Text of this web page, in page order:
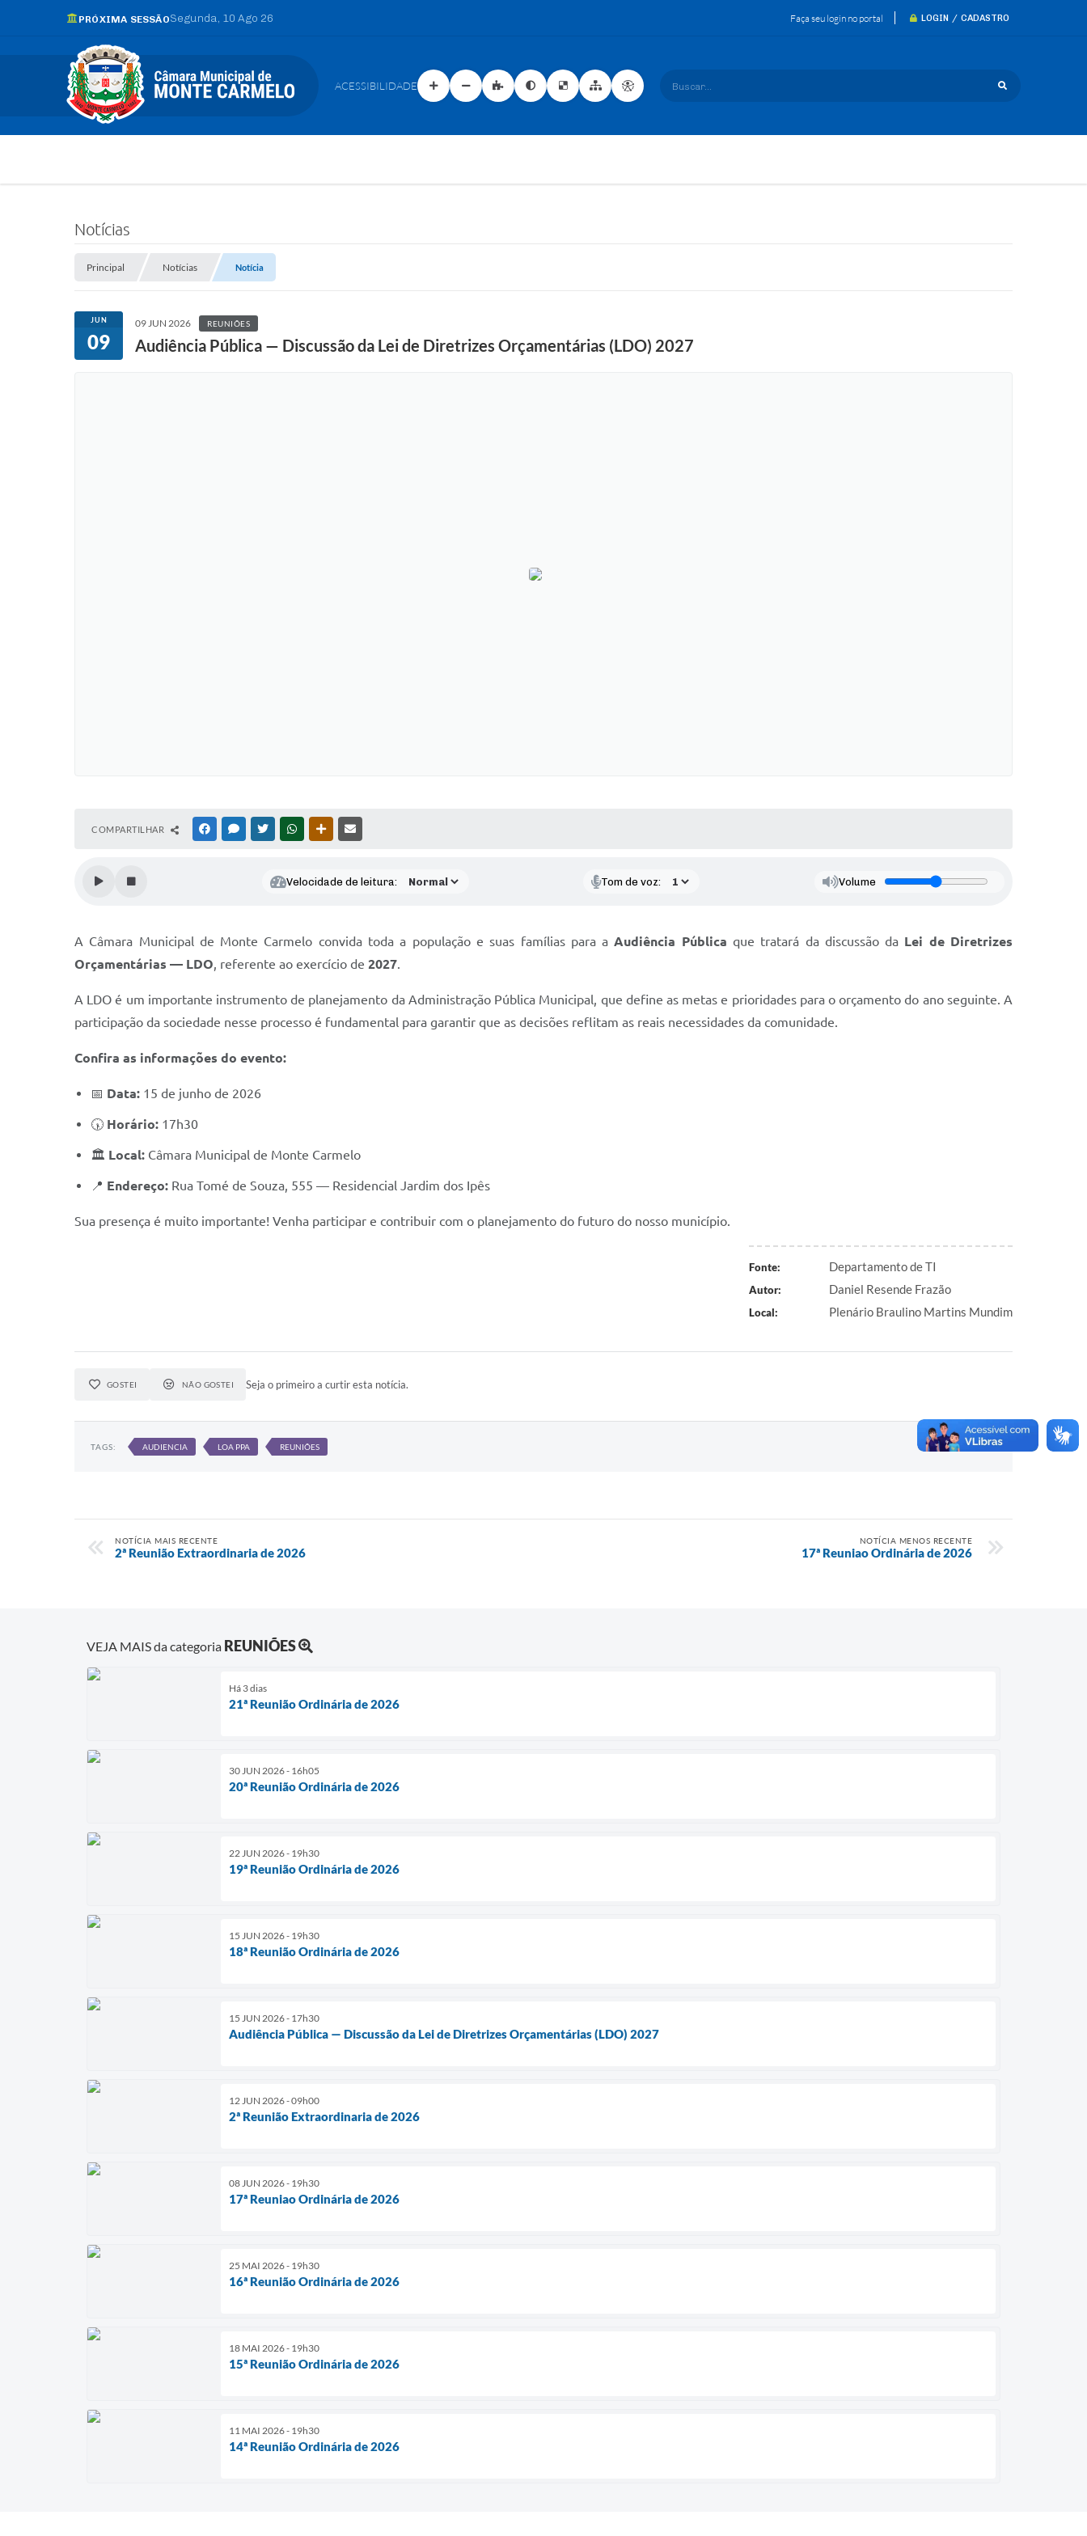
Faça seu login no portal LOGIN / CADASTRO
Buscar...
PRÓXIMA SESSÃOSegunda 10 Ago 26
ACESSIBILIDADE
Notícias
Principal Notícias Notícia
JUN
09
09 JUN 2026 REUNIÕES
Audiência Pública — Discussão da Lei de Diretrizes Orçamentárias (LDO) 2027
COMPARTILHAR FACEBOOKMESSENGER
TWITTERWHATSAPPOUTRAS MÍDIAS
Velocidade de leitura: Tom de voz: Volume
A Câmara Municipal de Monte Carmelo convida toda a população e suas famílias para aAudiência Pública que tratará da discussão da Lei de Diretrizes
Orçamentárias — LDO, referente ao exercício de 2027.
A LDO é um importante instrumento de planejamento da Administração Pública Municipal, que define as metas e prioridades para o orçamento do ano seguinte. A
participação da sociedade nesse processo é fundamental para garantir que as decisões reflitam as reais necessidades da comunidade.
Confira as informações do evento:
📅 Data: 15 de junho de 2026
🕠 Horário: 17h30
🏛️ Local: Câmara Municipal de Monte Carmelo
📍 Endereço: Rua Tomé de Souza, 555 — Residencial Jardim dos Ipês
Sua presença é muito importante! Venha participar e contribuir com o planejamento do futuro do nosso município.
Fonte: Departamento de TI
Autor: Daniel Resende Frazão
Local: Plenário Braulino Martins Mundim
GOSTEI NÃO GOSTEI Seja o primeiro a curtir esta notícia.
TAGS: AUDIENCIA LOA PPA REUNIÕES
NOTÍCIA MAIS RECENTE
2ª Reunião Extraordinaria de 2026
NOTÍCIA MENOS RECENTE
17ª Reuniao Ordinária de 2026
VEJA MAIS da categoria REUNIÕES
Há 3 dias
21ª Reunião Ordinária de 2026
30 JUN 2026 - 16h05
20ª Reunião Ordinária de 2026
22 JUN 2026 - 19h30
19ª Reunião Ordinária de 2026
15 JUN 2026 - 19h30
18ª Reunião Ordinária de 2026
15 JUN 2026 - 17h30
Audiência Pública — Discussão da Lei de Diretrizes Orçamentárias (LDO) 2027
12 JUN 2026 - 09h00
2ª Reunião Extraordinaria de 2026
08 JUN 2026 - 19h30
17ª Reuniao Ordinária de 2026
25 MAI 2026 - 19h30
16ª Reunião Ordinária de 2026
18 MAI 2026 - 19h30
15ª Reunião Ordinária de 2026
11 MAI 2026 - 19h30
14ª Reunião Ordinária de 2026